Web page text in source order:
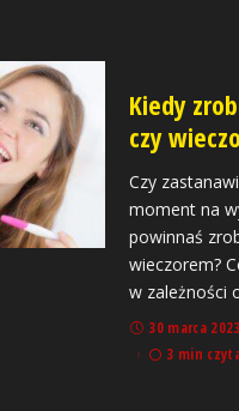
Kiedy
czy
Czy
moment na
powinnaś
wieczorem?
w zależności
30 marca 2023
3 min